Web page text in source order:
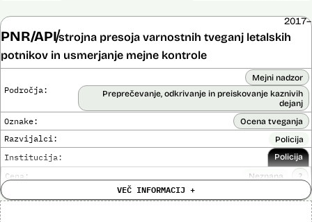
PNR/APIstrojna presoja varnostnih tveganj letalskih
potnikov in usmerjanje mejne kontrole
2017–
Področja:
Mejni nadzor
Preprečevanje, odkrivanje in preiskovanje kaznivih
dejanj
Oznake: Ocena tveganja
Razvijalci: Policija
Institucija: Policija
Cena: Neznana ?
Analiza učinka na človekove pravice
opravljena:
VEČ INFORMACIJ +